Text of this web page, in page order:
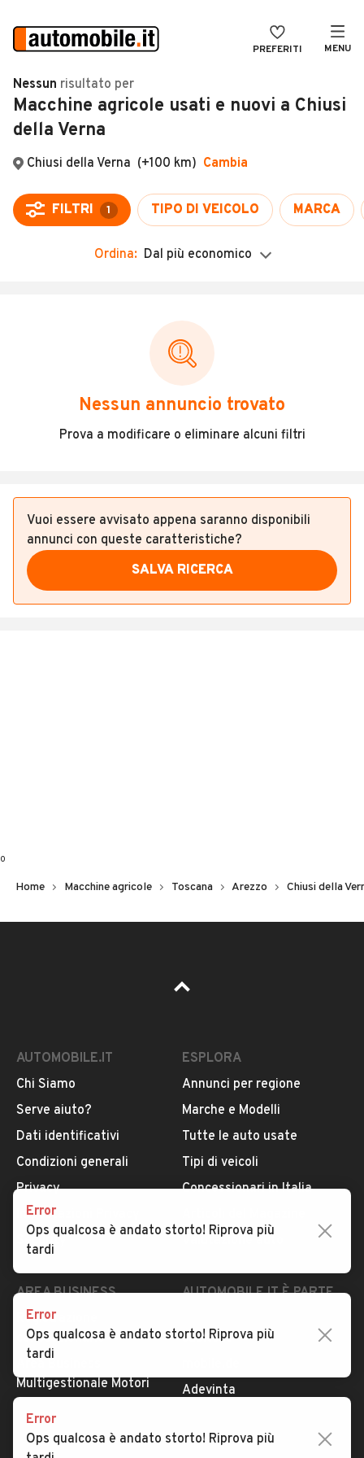
PREFERITI MENU
Auto
Auto usate
Auto Km 0
Auto Nuove
Concessionari
VENDI
MAGAZINE
ACCEDI
Nessun risultato per
Macchine agricole usati e nuovi a Chiusi
della Verna
Chiusi della Verna (+100 km) Cambia
FILTRI 1 TIPO DI VEICOLO MARCA
Ordina: Dal più economico
Nessun annuncio trovato
Prova a modificare o eliminare alcuni filtri
Vuoi essere avvisato appena saranno disponibili
annunci con queste caratteristiche?
SALVA RICERCA
0
Home Macchine agricole Toscana Arezzo Chiusi della
AUTOMOBILE.IT
Chi Siamo
Serve aiuto?
Dati identificativi
Condizioni generali
Privacy
Impostazioni Privacy
Security
ESPLORA
Annunci per regione
Marche e Modelli
Tutte le auto usate
Tipi di veicoli
Concessionari in Italia
Valutazione auto
AREA BUSINESS
Registrazione
concessionario
Multigestionale Motori
AUTOMOBILE.IT È PARTE
subito.it
Adevinta
SEGUICI
Error
Ops qualcosa è andato storto! Riprova più
tardi
Error
Ops qualcosa è andato storto! Riprova più
tardi
Error
Ops qualcosa è andato storto! Riprova più